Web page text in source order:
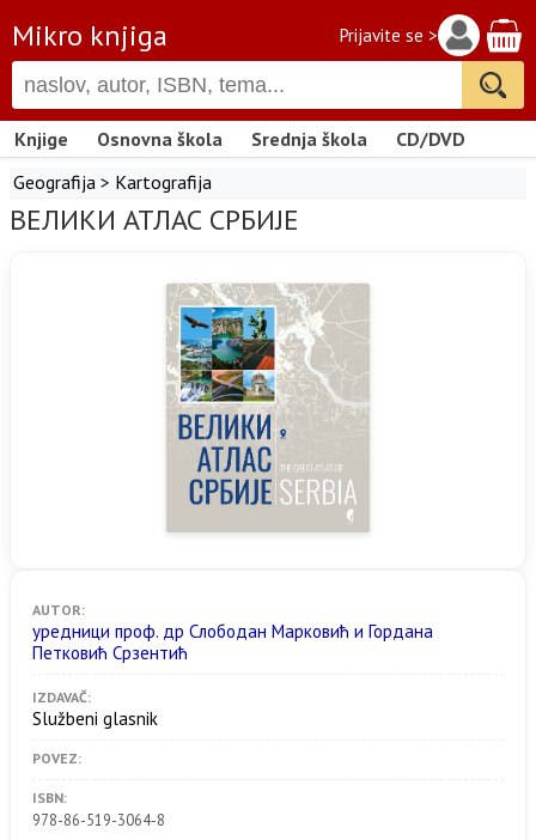
Mikro knjiga Prijavite se >
Knjige Osnovna škola Srednja škola
CD/DVD
Geografija > Kartografija
ВЕЛИКИ АТЛАС СРБИЈЕ
AUTOR:
уредници проф. др Слободан Марковић и Гордана
Петковић Срзентић
IZDAVAČ:
Službeni glasnik
POVEZ:
ISBN:
978-86-519-3064-8